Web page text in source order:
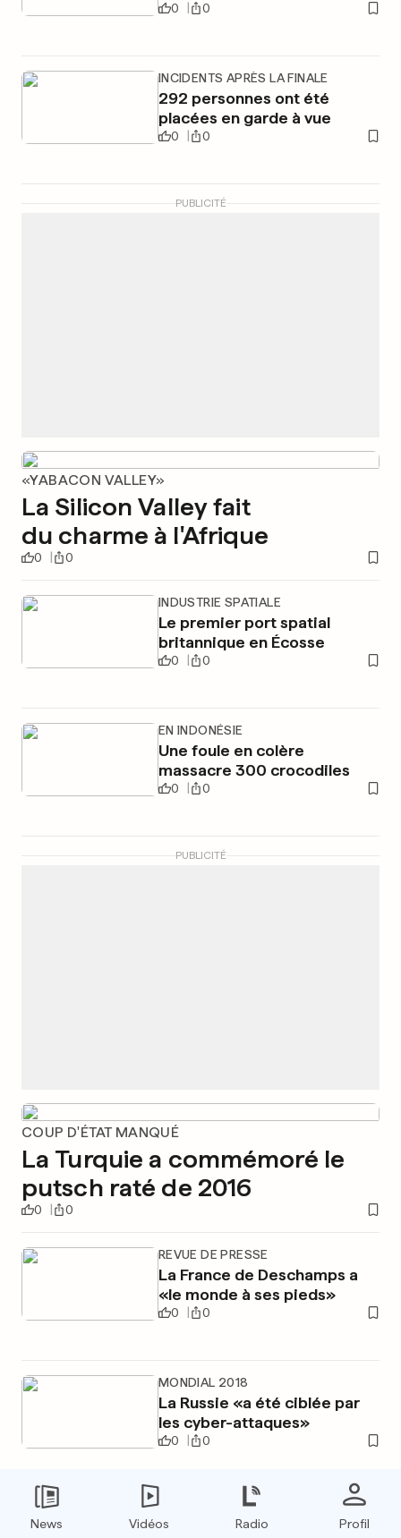
0 0
INCIDENTS APRÈS LA FINALE
292 personnes ont été
placées en garde à vue
0 0
PUBLICITÉ
«YABACON VALLEY»
La Silicon Valley fait
du charme à l'Afrique
0 0
INDUSTRIE SPATIALE
Le premier port spatial
britannique en Écosse
0 0
EN INDONÉSIE
Une foule en colère
massacre 300 crocodiles
0 0
PUBLICITÉ
COUP D'ÉTAT MANQUÉ
La Turquie a commémoré le
putsch raté de 2016
0 0
REVUE DE PRESSE
La France de Deschamps a
«le monde à ses pieds»
0 0
MONDIAL 2018
La Russie «a été ciblée par
les cyber-attaques»
0 0
News Vidéos Radio Profil